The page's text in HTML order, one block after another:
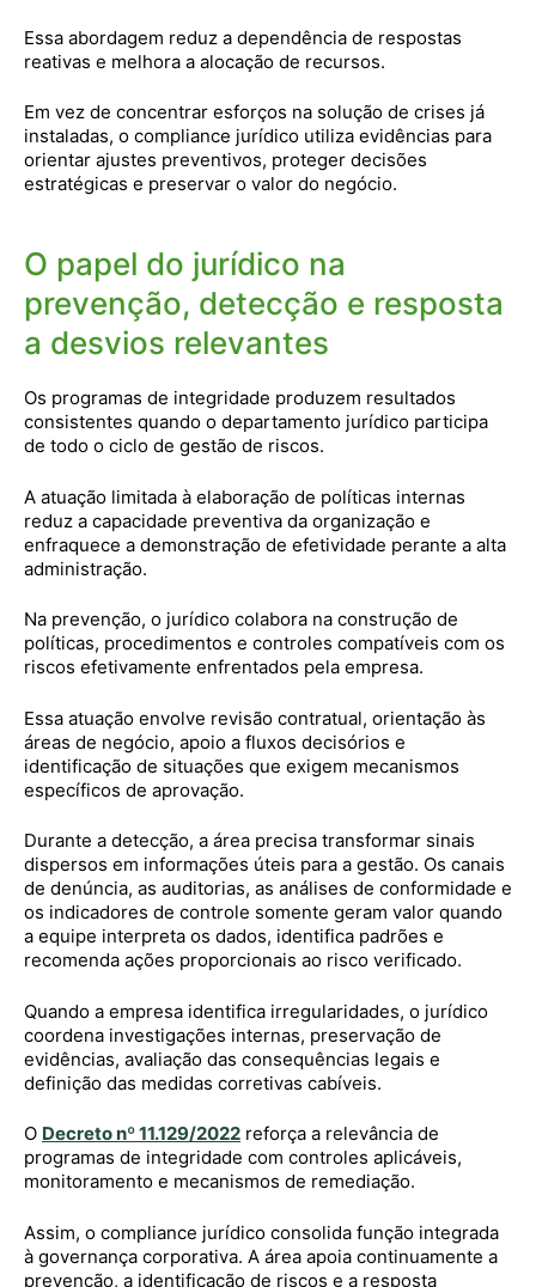
Essa abordagem reduz a dependência de respostas
reativas e melhora a alocação de recursos.
Em vez de concentrar esforços na solução de crises já
instaladas, o compliance jurídico utiliza evidências para
orientar ajustes preventivos, proteger decisões
estratégicas e preservar o valor do negócio.
O papel do jurídico na
prevenção, detecção e resposta
a desvios relevantes
Os programas de integridade produzem resultados
consistentes quando o departamento jurídico participa
de todo o ciclo de gestão de riscos.
A atuação limitada à elaboração de políticas internas
reduz a capacidade preventiva da organização e
enfraquece a demonstração de efetividade perante a alta
administração.
Na prevenção, o jurídico colabora na construção de
políticas, procedimentos e controles compatíveis com os
riscos efetivamente enfrentados pela empresa.
Essa atuação envolve revisão contratual, orientação às
áreas de negócio, apoio a fluxos decisórios e
identificação de situações que exigem mecanismos
específicos de aprovação.
Durante a detecção, a área precisa transformar sinais
dispersos em informações úteis para a gestão. Os canais
de denúncia, as auditorias, as análises de conformidade e
os indicadores de controle somente geram valor quando
a equipe interpreta os dados, identifica padrões e
recomenda ações proporcionais ao risco verificado.
Quando a empresa identifica irregularidades, o jurídico
coordena investigações internas, preservação de
evidências, avaliação das consequências legais e
definição das medidas corretivas cabíveis.
O Decreto nº 11.129/2022 reforça a relevância de
programas de integridade com controles aplicáveis,
monitoramento e mecanismos de remediação.
Assim, o compliance jurídico consolida função integrada
à governança corporativa. A área apoia continuamente a
prevenção, a identificação de riscos e a resposta